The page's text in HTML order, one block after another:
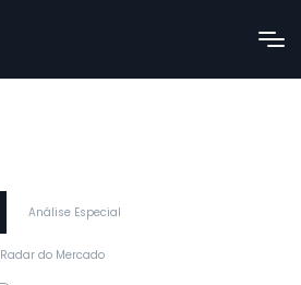
Análise Especial
Radar do Mercado